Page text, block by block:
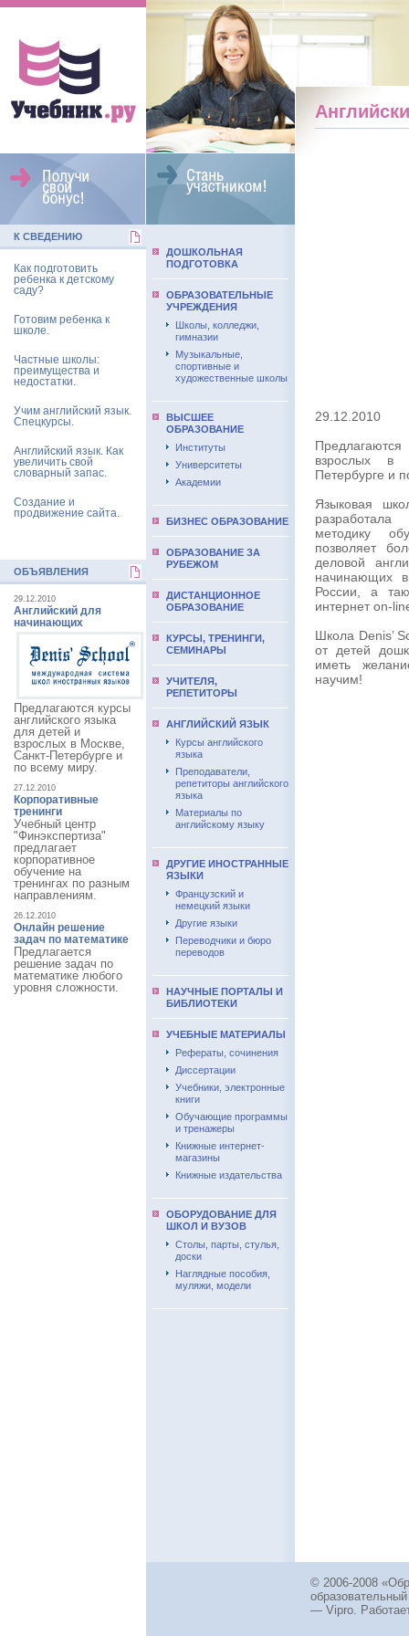
29.12.2010
взрослых в
Петербурге и
Языковая
методику
позволяет
деловой
начинающих
России, а
интернет on-
Школа Denis’
от детей
иметь
научим!
ДОШКОЛЬНАЯ
ПОДГОТОВКА
ОБРАЗОВАТЕЛЬНЫЕ
УЧРЕЖДЕНИЯ
Школы, колледжи,
гимназии
Музыкальные,
спортивные и
художественные школы
ВЫCШЕЕ
ОБРАЗОВАНИЕ
Институты
Университеты
Академии
БИЗНЕС ОБРАЗОВАНИЕ
ОБРАЗОВАНИЕ ЗА
РУБЕЖОМ
ДИСТАНЦИОННОЕ
ОБРАЗОВАНИЕ
КУРСЫ, ТРЕНИНГИ,
СЕМИНАРЫ
УЧИТЕЛЯ,
РЕПЕТИТОРЫ
АНГЛИЙСКИЙ ЯЗЫК
Курсы английского
языка
Преподаватели,
репетиторы английского
языка
Материалы по
английскому языку
ДРУГИЕ ИНОСТРАННЫЕ
ЯЗЫКИ
Французский и
немецкий языки
Другие языки
Переводчики и бюро
переводов
НАУЧНЫЕ ПОРТАЛЫ И
БИБЛИОТЕКИ
УЧЕБНЫЕ МАТЕРИАЛЫ
Рефераты, сочинения
Диссертации
Учебники, электронные
книги
Обучающие программы
и тренажеры
Книжные интернет-
магазины
Книжные издательства
ОБОРУДОВАНИЕ ДЛЯ
ШКОЛ И ВУЗОВ
Столы, парты, стулья,
доски
Наглядные пособия,
муляжи, модели
К СВЕДЕНИЮ
Как подготовить
ребенка к детскому
саду?
Готовим ребенка к
школе.
Частные школы:
преимущества и
недостатки.
Учим английский язык.
Спецкурсы.
Английский язык. Как
увеличить свой
словарный запас.
Создание и
продвижение сайта.
ОБЪЯВЛЕНИЯ
29.12.2010
Английский для
начинающих
Предлагаются курсы
английского языка
для детей и
взрослых в Москве,
Санкт-Петербурге и
по всему миру.
27.12.2010
Корпоративные
тренинги
Учебный центр
"Финэкспертиза"
предлагает
корпоративное
обучение на
тренингах по разным
направлениям.
26.12.2010
Онлайн решение
задач по математике
Предлагается
решение задач по
математике любого
уровня сложности.
© 2006-2008
— Vipro.